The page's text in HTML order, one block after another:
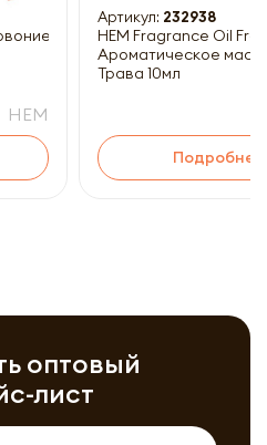
Мандарин 20шт
HEM
Артикул: 232938
HEM Fragrance Oil Fresh Grass
Ароматическое
Трава 10мл
Подробнее
оптовый
лист